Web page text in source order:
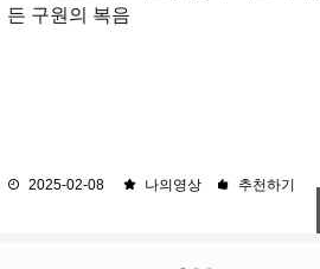
든 구원의 복음
2025-02-08 나의영상 추천하기
라
대로 거룩되게 하라 12 보라 내가 속히 오리니 내
2024-05-26 나의영상 추천하기
족히 비교할 수 없도다
2024-05-19 나의영상 추천하기